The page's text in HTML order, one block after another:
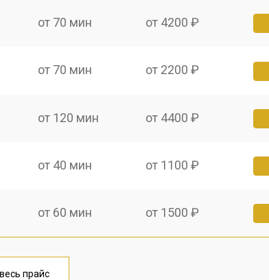
от 70 мин от 4200 ₽
от 70 мин от 2200 ₽
от 120 мин от 4400 ₽
от 40 мин от 1100 ₽
от 60 мин от 1500 ₽
от 60 мин
прайс